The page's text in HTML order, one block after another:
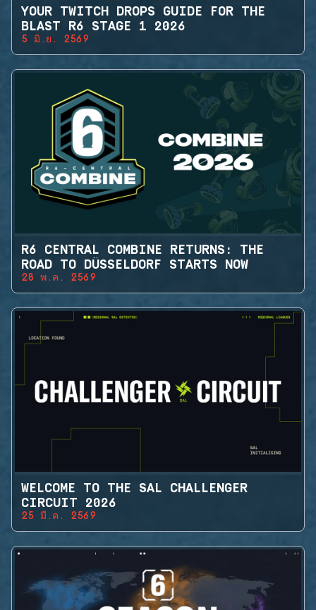
YOUR TWITCH DROPS GUIDE FOR THE
BLAST R6 STAGE 1 2026
5 มิ.ย. 2569
R6 CENTRAL COMBINE RETURNS: THE
ROAD TO DÜSSELDORF STARTS NOW
28 พ.ค. 2569
WELCOME TO THE SAL CHALLENGER
CIRCUIT 2026
25 มี.ค. 2569